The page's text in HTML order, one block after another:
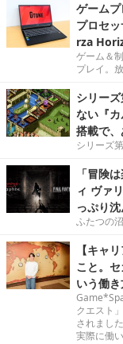
ゲーム
プロセ
rza
ゲーム＆
プレイ。
シリー
ない『
搭載で、
シリーズ
「冒険
ィ ヴァ
っぷり
ふたつの
【キャ
こと。
いう働
クエスト
されまし
実際に働